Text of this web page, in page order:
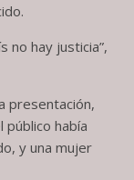
no hay justicia”,
presentación,
había
y una mujer